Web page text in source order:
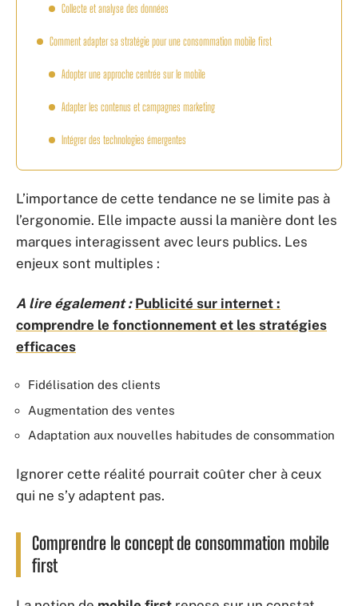
Collecte et analyse des données
Comment adapter sa stratégie pour une consommation mobile first
Adopter une approche centrée sur le mobile
Adapter les contenus et campagnes marketing
Intégrer des technologies émergentes
L’importance de cette tendance ne se limite pas à
l’ergonomie. Elle impacte aussi la manière dont les
marques interagissent avec leurs publics. Les
enjeux sont multiples :
A lire également : Publicité sur internet :
comprendre le fonctionnement et les stratégies
efficaces
Fidélisation des clients
Augmentation des ventes
Adaptation aux nouvelles habitudes de consommation
Ignorer cette réalité pourrait coûter cher à ceux
qui ne s’y adaptent pas.
Comprendre le concept de consommation mobile
first